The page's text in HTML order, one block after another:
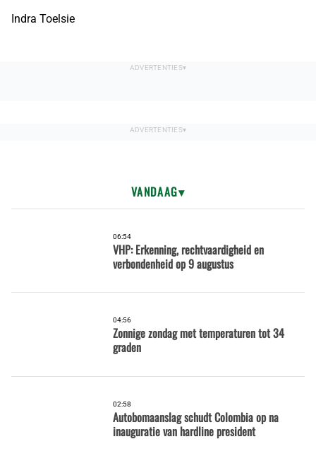
Indra Toelsie
VANDAAG
06:54
VHP: Erkenning, rechtvaardigheid en
verbondenheid op 9 augustus
04:56
Zonnige zondag met temperaturen tot 34
graden
02:58
Autobomaanslag schudt Colombia op na
inauguratie van hardline president